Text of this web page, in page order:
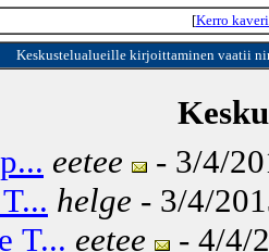
[Kerro
Keskustelualueille kirjoittaminen vaatii
eetee
- 3/4/
helge - 3/4/
T... eetee
- 4/4/